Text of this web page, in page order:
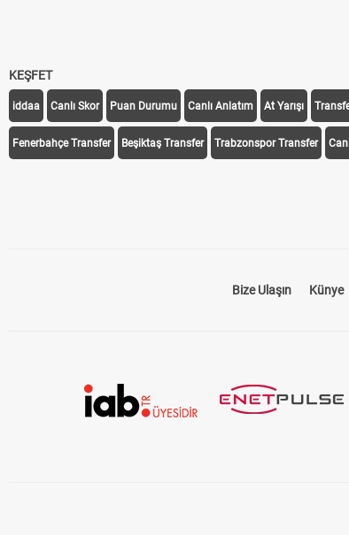
KEŞFET
iddaa Canlı Skor Puan Durumu Canlı Anlatım At Yarışı
Fenerbahçe Transfer Beşiktaş Transfer Trabzonspor Transfer
Bize Ulaşın Künye